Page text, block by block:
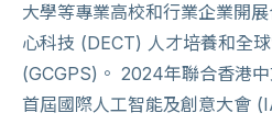
大學等專業高校和行業企業開
心科技 (DECT) 人才培養和全
(GCGPS)。 2024年聯合香港
首屆國際人工智能及創意大會